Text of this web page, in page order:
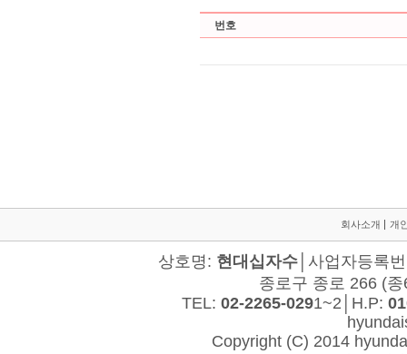
회사소개 개
상호명: 현대십자수│사업자등록
종로구 종로 266 (
TEL: 02-2265-0291~2│H.P:
Copyright (C) 2014